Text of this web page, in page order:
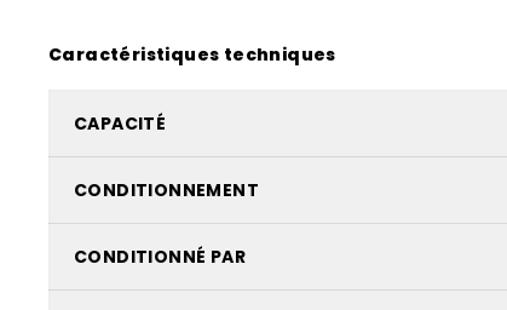
Caractéristiques techniques
CAPACITÉ
CONDITIONNEMENT
CONDITIONNÉ PAR